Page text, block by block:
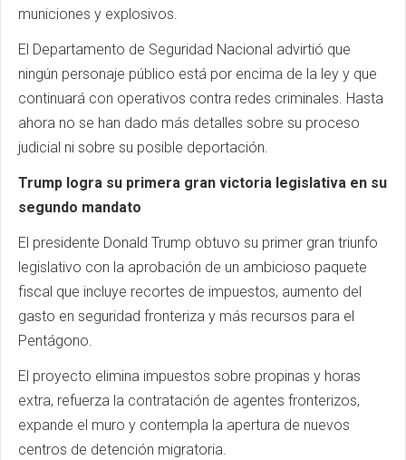
municiones y explosivos.
El Departamento de Seguridad Nacional advirtió que
ningún personaje público está por encima de la ley y que
continuará con operativos contra redes criminales. Hasta
ahora no se han dado más detalles sobre su proceso
judicial ni sobre su posible deportación.
Trump logra su primera gran victoria legislativa en su
segundo mandato
El presidente Donald Trump obtuvo su primer gran triunfo
legislativo con la aprobación de un ambicioso paquete
fiscal que incluye recortes de impuestos, aumento del
gasto en seguridad fronteriza y más recursos para el
Pentágono.
El proyecto elimina impuestos sobre propinas y horas
extra, refuerza la contratación de agentes fronterizos,
expande el muro y contempla la apertura de nuevos
centros de detención migratoria.